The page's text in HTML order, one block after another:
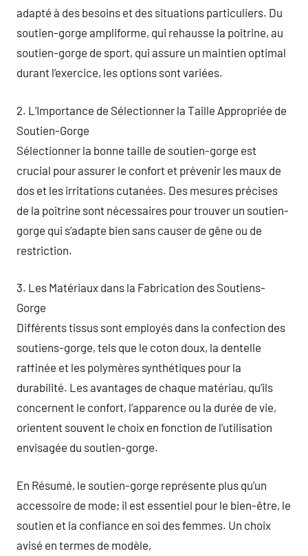
adapté à des besoins et des situations particuliers. Du
soutien-gorge ampliforme, qui rehausse la poitrine, au
soutien-gorge de sport, qui assure un maintien optimal
durant l’exercice, les options sont variées.
2. L’Importance de Sélectionner la Taille Appropriée de
Soutien-Gorge
Sélectionner la bonne taille de soutien-gorge est
crucial pour assurer le confort et prévenir les maux de
dos et les irritations cutanées. Des mesures précises
de la poitrine sont nécessaires pour trouver un soutien-
gorge qui s’adapte bien sans causer de gêne ou de
restriction.
3. Les Matériaux dans la Fabrication des Soutiens-
Gorge
Différents tissus sont employés dans la confection des
soutiens-gorge, tels que le coton doux, la dentelle
raffinée et les polymères synthétiques pour la
durabilité. Les avantages de chaque matériau, qu’ils
concernent le confort, l’apparence ou la durée de vie,
orientent souvent le choix en fonction de l’utilisation
envisagée du soutien-gorge.
En Résumé, le soutien-gorge représente plus qu’un
accessoire de mode; il est essentiel pour le bien-être, le
soutien et la confiance en soi des femmes. Un choix
avisé en termes de modèle,